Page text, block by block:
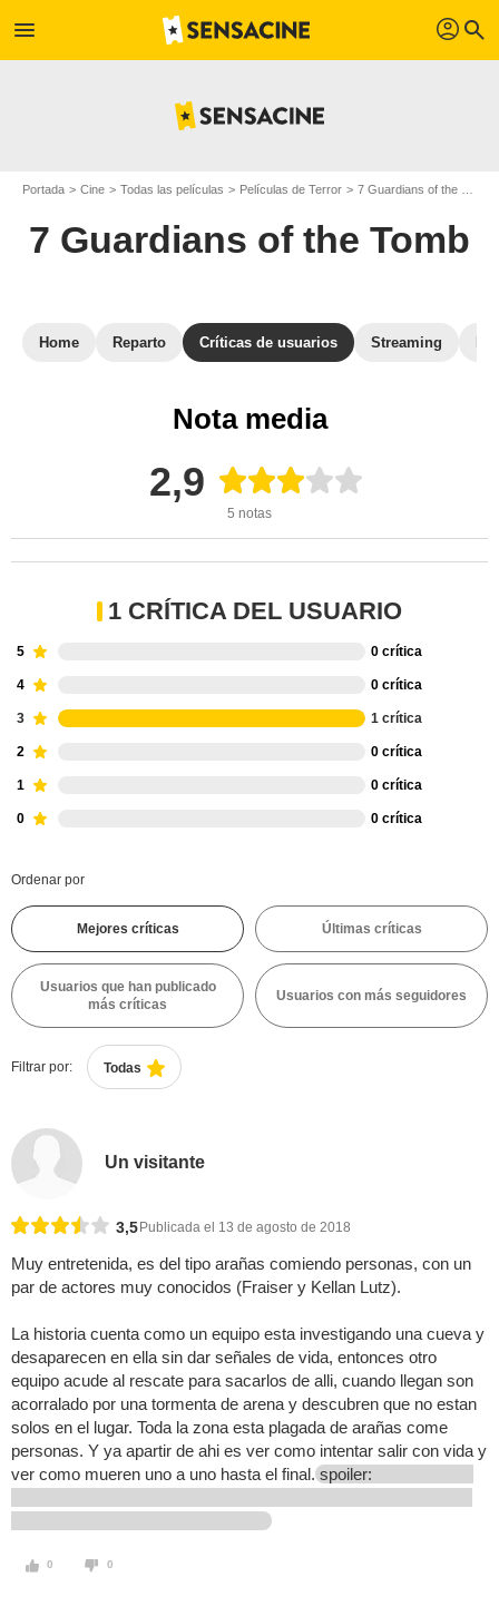
menu profil search
Portada Cine Todas las películas Películas de Terror 7 Guardians of the Tomb
7 Guardians of the Tomb
Home Reparto Críticas de usuarios Streaming
Nota media
2,9
5 notas
1 CRÍTICA DEL USUARIO
5 0 crítica
4 0 crítica
3 1 crítica
2 0 crítica
1 0 crítica
0 0 crítica
Ordenar por
Mejores críticas Últimas críticas
Usuarios que han publicado
más críticas
Usuarios con más seguidores
Filtrar por: Todas
Un visitante
3,5 Publicada el 13 de agosto de 2018
Muy entretenida, es del tipo arañas comiendo personas, con un
par de actores muy conocidos (Fraiser y Kellan Lutz).
La historia cuenta como un equipo esta investigando una cueva y
desaparecen en ella sin dar señales de vida, entonces otro
equipo acude al rescate para sacarlos de alli, cuando llegan son
acorralado por una tormenta de arena y descubren que no estan
solos en el lugar. Toda la zona esta plagada de arañas come
personas. Y ya apartir de ahi es ver como intentar salir con vida y
ver como mueren uno a uno hasta el final. spoiler:
0 0